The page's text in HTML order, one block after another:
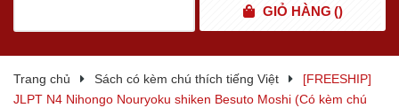
GIỎ HÀNG ()
Trang chủ Sách có kèm chú thích tiếng Việt
[FREESHIP]
JLPT N4 Nihongo Nouryoku shiken Besuto Moshi (Có kèm chú